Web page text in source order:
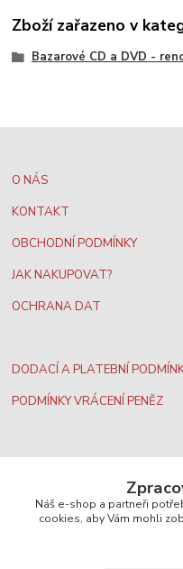
Zboží zařazeno v
Bazarové CD a DVD -
O NÁS
KONTAKT
OBCHODNÍ PODMÍNKY
JAK NAKUPOVAT?
OCHRANA DAT
DODACÍ A PLATEBNÍ
PODMÍNKY VRÁCENÍ PENĚZ
Nejširší velkoobchodní nabídka dvd filmů
Náš e-shop a partneři
cookies, aby Vám mohli